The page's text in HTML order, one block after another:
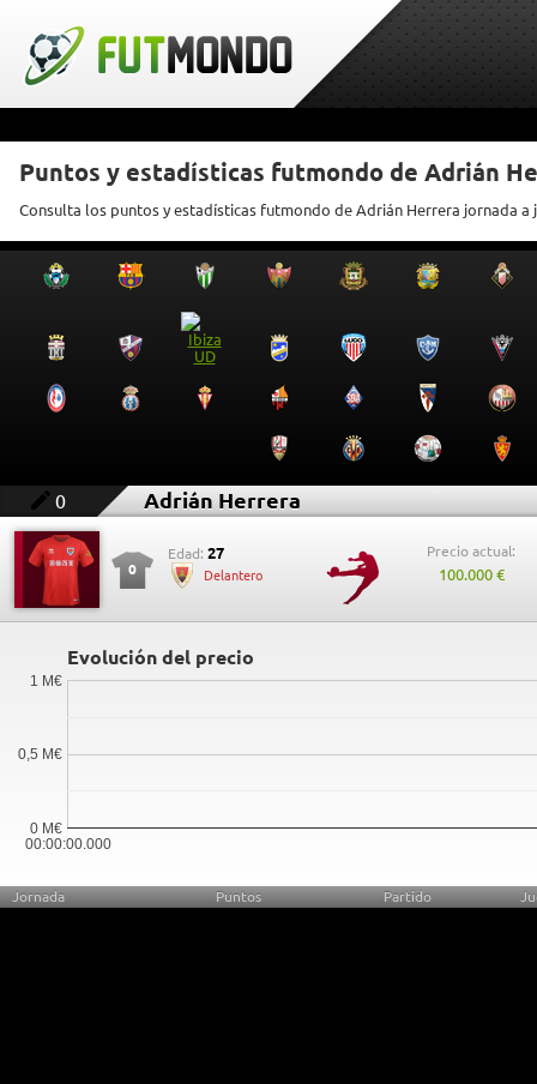
Puntos y estadísticas futmondo de Adrián
Consulta los puntos y estadísticas futmondo de Adrián Herrera jornada a
0 Adrián Herrera
0
Edad: 27
Delantero
Precio actual:
100.000 €
Evolución del precio
00:00:00.000
0 M€
0,5 M€
1 M€
Jornada Puntos Partido